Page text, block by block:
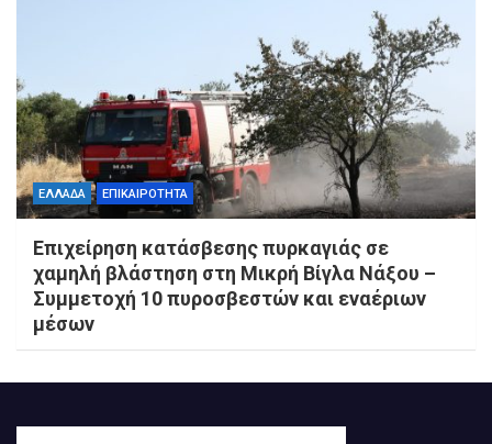
ΕΛΛΑΔΑ ΕΠΙΚΑΙΡΟΤΗΤΑ
Επιχείρηση κατάσβεσης πυρκαγιάς σε
χαμηλή βλάστηση στη Μικρή Βίγλα Νάξου –
Συμμετοχή 10 πυροσβεστών και εναέριων
μέσων